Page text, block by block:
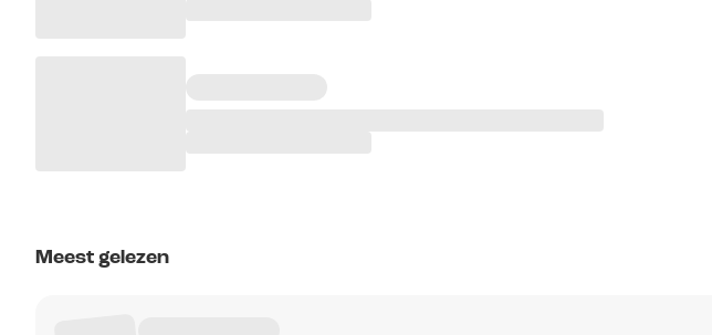
Meest gelezen